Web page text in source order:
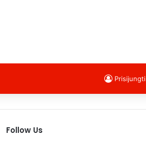
Prisijungti
Follow Us